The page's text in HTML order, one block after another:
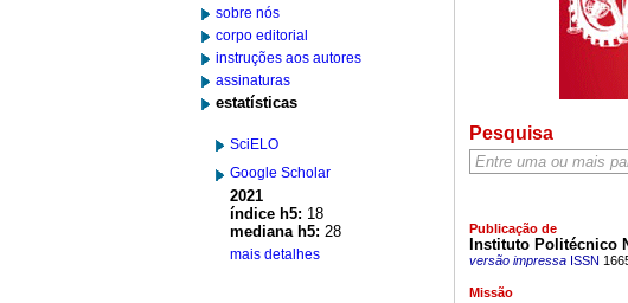
sobre nós
corpo editorial
instruções aos autores
assinaturas
estatísticas
SciELO
Google Scholar
2021
índice h5: 18
mediana h5: 28
mais detalhes
Pesquisa
Publicação de
Instituto Politécnico
versão impressaISSN
Missão